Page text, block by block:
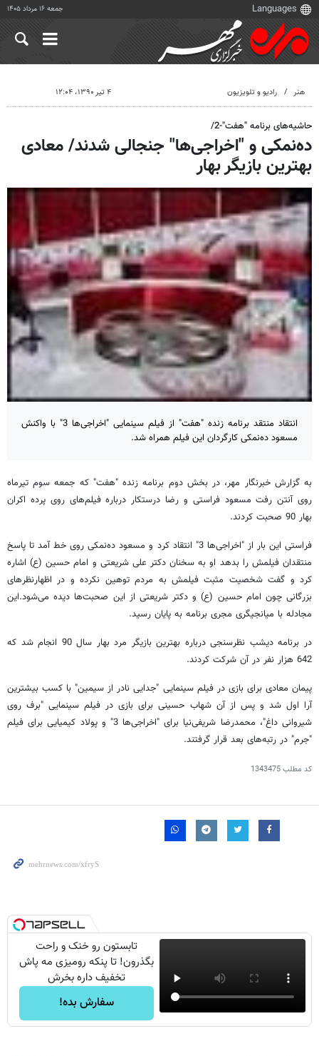
جمعه ۱۶ مرداد ۱۴۰۵
هنر رادیو و تلویزیون ۴ تیر ۱۳۹۰، ۱۲:۰۴
حاشیه‌های برنامه "هفت"-2/
ده‌نمکی و "اخراجی‌ها" جنجالی شدند/ معادی
بهترین بازیگر بهار
انتقاد منتقد برنامه زنده "هفت" از فیلم سینمایی "اخراجی‌ها 3" با واکنش
مسعود ده‌نمکی کارگردان این فیلم همراه شد.
به گزارش خبرنگار مهر، در بخش دوم برنامه زنده "هفت" که جمعه سوم تیرماه
روی آنتن رفت مسعود فراستی و رضا درستکار درباره فیلم‌های روی پرده اکران
بهار 90 صحبت کردند.
فراستی این بار از "اخراجی‌ها 3" انتقاد کرد و مسعود ده‌نمکی روی خط آمد تا پاسخ
منتقدان فیلمش را بدهد او به سخنان دکتر علی شریعتی و امام حسین (ع) اشاره
کرد و گفت شخصیت مثبت فیلمش به مردم توهین نکرده و در اظهارنظرهای
بزرگانی چون امام حسین (ع) و دکتر شریعتی از این صحبت‌ها دیده می‌شود.این
مجادله با میانجیگری مجری برنامه به پایان رسید.
در برنامه دیشب نظرسنجی درباره بهترین بازیگر مرد بهار سال 90 انجام شد که
642 هزار نفر در آن شرکت کردند.
پیمان معادی برای بازی در فیلم سینمایی "جدایی نادر از سیمین" با کسب بیشترین
آرا اول شد و پس از آن شهاب حسینی برای بازی در فیلم سینمایی "برف روی
شیروانی داغ"، محمدرضا شریفی‌نیا برای "اخراجی‌ها 3" و پولاد کیمیایی برای فیلم
"جرم" در رتبه‌های بعد قرار گرفتند.
کد مطلب1343475
تابستون رو خنک و راحت
بگذرون! تا پنکه رومیزی مه پاش
تخفیف داره بخرش
سفارش بده!